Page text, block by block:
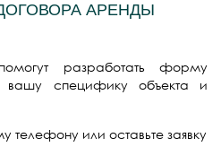
АРЕНДЫ
разработать форму
вашу специфику объекта и
телефону или оставьте заявку